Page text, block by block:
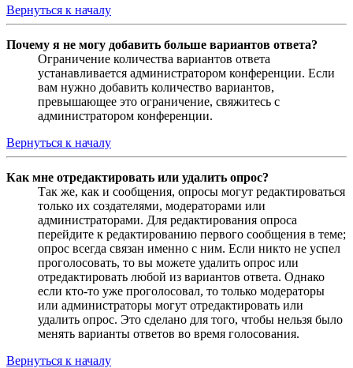
Вернуться к началу
Почему я не могу добавить больше вариантов ответа?
Ограничение количества вариантов ответа
устанавливается администратором конференции. Если
вам нужно добавить количество вариантов,
превышающее это ограничение, свяжитесь с
администратором конференции.
Вернуться к началу
Как мне отредактировать или удалить опрос?
Так же, как и сообщения, опросы могут редактироваться
только их создателями, модераторами или
администраторами. Для редактирования опроса
перейдите к редактированию первого сообщения в теме;
опрос всегда связан именно с ним. Если никто не успел
проголосовать, то вы можете удалить опрос или
отредактировать любой из вариантов ответа. Однако
если кто-то уже проголосовал, то только модераторы
или администраторы могут отредактировать или
удалить опрос. Это сделано для того, чтобы нельзя было
менять варианты ответов во время голосования.
Вернуться к началу